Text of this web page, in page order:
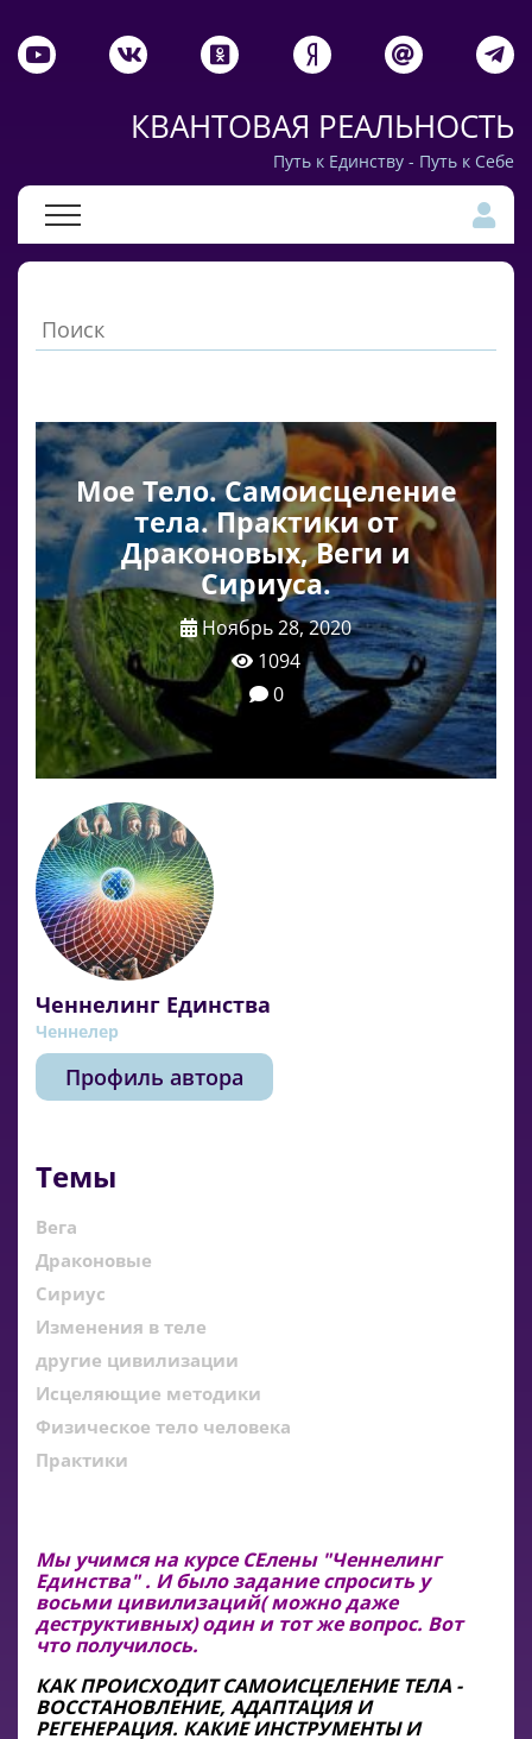
КВАНТОВАЯ РЕАЛЬНОСТЬ
Путь к Единству - Путь к Себе
Мое Тело. Самоисцеление
тела. Практики от
Драконовых, Веги и
Сириуса.
Ноябрь 28, 2020
1094
0
Ченнелинг Единства
Ченнелер
Профиль автора
Темы
Вега
Драконовые
Сириус
Изменения в теле
другие цивилизации
Исцеляющие методики
Физическое тело человека
Практики
Мы учимся на курсе СЕлены "Ченнелинг
Единства" . И было задание спросить у
восьми цивилизаций( можно даже
деструктивных) один и тот же вопрос. Вот
что получилось.
КАК ПРОИСХОДИТ САМОИСЦЕЛЕНИЕ ТЕЛА -
ВОССТАНОВЛЕНИЕ, АДАПТАЦИЯ И
РЕГЕНЕРАЦИЯ. КАКИЕ ИНСТРУМЕНТЫ И